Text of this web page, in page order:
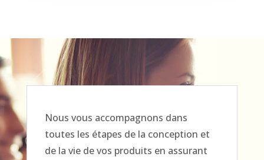
Nous vous accompagnons dans
toutes les étapes de la conception et
de la vie de vos produits en assurant